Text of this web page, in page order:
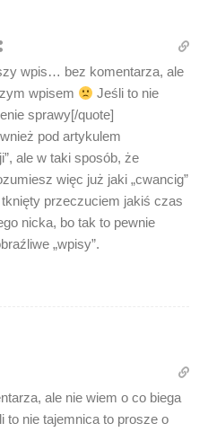
wpis… bez komentarza, ale
wpisem
Jeśli to nie
sprawy[/quote]
pod artykulem
ale w taki sposób, że
więc już jaki „cwancig”
przeczuciem jakiś czas
nicka, bo tak to pewnie
„wpisy”.
ale nie wiem o co biega
to nie tajemnica to prosze o